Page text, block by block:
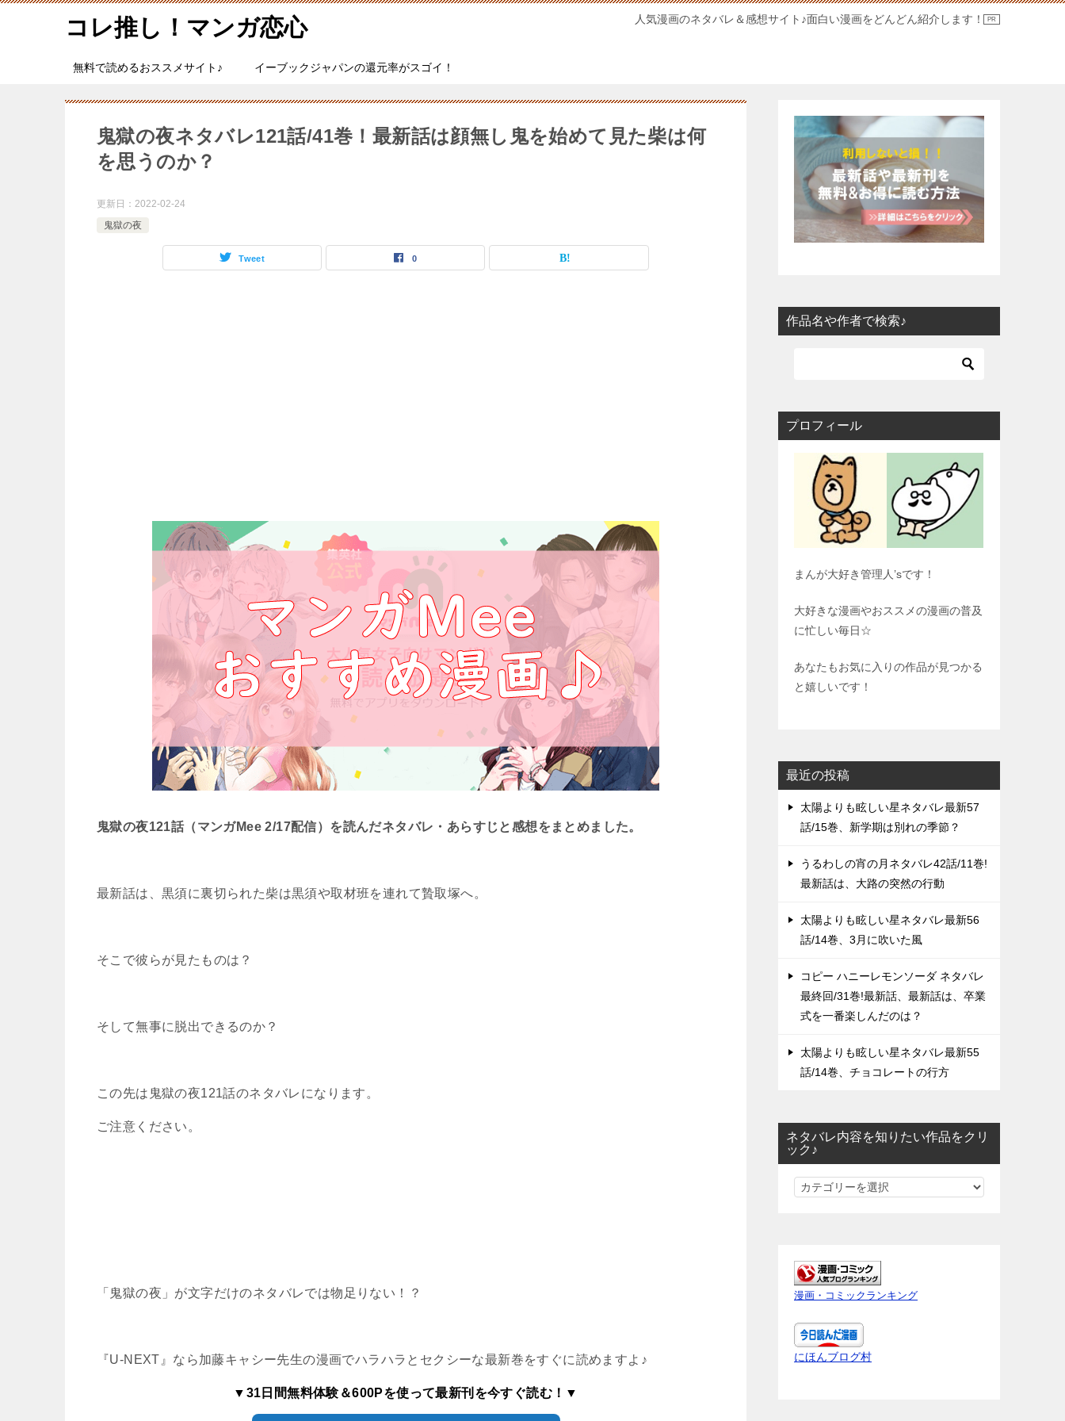
コレ推し！マンガ恋心 人気漫画のネタバレ＆感想サイト♪面白い漫画をどんどん紹介します！
無料で読めるおススメサイト♪ イーブックジャパンの還元率がスゴイ！
鬼獄の夜ネタバレ121話/41巻！最新話は顔無し鬼を始めて見た柴は何
を思うのか？
更新日： 2022-02-24
鬼獄の夜
Tweet 0
鬼獄の夜121話（マンガMee 2/17配信）を読んだネタバレ・あらすじと感想をまとめました。
最新話は、黒須に裏切られた柴は黒須や取材班を連れて贄取塚へ。
そこで彼らが見たものは？
そして無事に脱出できるのか？
この先は鬼獄の夜121話のネタバレになります。
ご注意ください。
「鬼獄の夜」が文字だけのネタバレでは物足りない！？
『U-NEXT』なら加藤キャシー先生の漫画でハラハラとセクシーな最新巻をすぐに読めますよ♪
▼31日間無料体験＆600Pを使って最新刊を今すぐ読む！▼
作品名や作者で検索♪
プロフィール
まんが大好き管理人’sです！
大好きな漫画やおススメの漫画の普及
に忙しい毎日☆
あなたもお気に入りの作品が見つかる
と嬉しいです！
最近の投稿
太陽よりも眩しい星ネタバレ最新57
話/15巻、新学期は別れの季節？
うるわしの宵の月ネタバレ42話/11巻!
最新話は、大路の突然の行動
太陽よりも眩しい星ネタバレ最新56
話/14巻、3月に吹いた風
コピー ハニーレモンソーダ ネタバレ
最終回/31巻!最新話、最新話は、卒業
式を一番楽しんだのは？
太陽よりも眩しい星ネタバレ最新55
話/14巻、チョコレートの行方
ネタバレ内容を知りたい作品をクリ
ック♪
ネ
内
容
を
知
り
た
漫画・コミックランキング
にほんブログ村